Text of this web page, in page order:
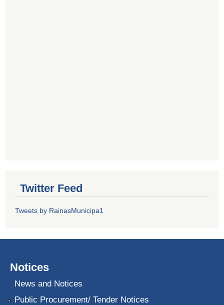
Twitter Feed
Tweets by RainasMunicipa1
Notices
News and Notices
Public Procurement/ Tender Notices